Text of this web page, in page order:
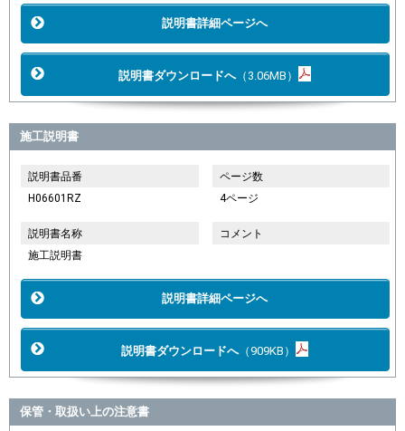
説明書詳細ページへ
説明書ダウンロードへ（3.06MB）
施工説明書
説明書品番
H06601RZ
ページ数
4ページ
説明書名称
施工説明書
コメント
説明書詳細ページへ
説明書ダウンロードへ（909KB）
保管・取扱い上の注意書